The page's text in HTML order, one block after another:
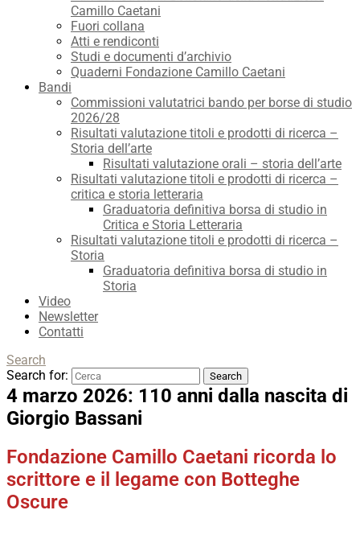
Camillo Caetani
Fuori collana
Atti e rendiconti
Studi e documenti d’archivio
Quaderni Fondazione Camillo Caetani
Bandi
Commissioni valutatrici bando per borse di studio
2026/28
Risultati valutazione titoli e prodotti di ricerca –
Storia dell’arte
Risultati valutazione orali – storia dell’arte
Risultati valutazione titoli e prodotti di ricerca –
critica e storia letteraria
Graduatoria definitiva borsa di studio in
Critica e Storia Letteraria
Risultati valutazione titoli e prodotti di ricerca –
Storia
Graduatoria definitiva borsa di studio in
Storia
Video
Newsletter
Contatti
Search
Search for:
4 marzo 2026: 110 anni dalla nascita di
Giorgio Bassani
Fondazione Camillo Caetani ricorda lo
scrittore e il legame con Botteghe
Oscure